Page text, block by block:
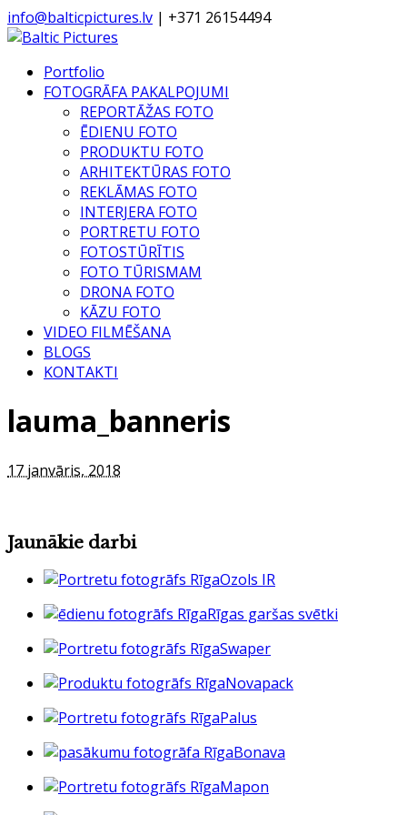
info@balticpictures.lv | +371 26154494
Portfolio
FOTOGRĀFA PAKALPOJUMI
REPORTĀŽAS FOTO
ĒDIENU FOTO
PRODUKTU FOTO
ARHITEKTŪRAS FOTO
REKLĀMAS FOTO
INTERJERA FOTO
PORTRETU FOTO
FOTOSTŪRĪTIS
FOTO TŪRISMAM
DRONA FOTO
KĀZU FOTO
VIDEO FILMĒŠANA
BLOGS
KONTAKTI
lauma_banneris
17 janvāris, 2018
Jaunākie darbi
Ozols IR
Rīgas garšas svētki
Swaper
Novapack
Palus
Bonava
Mapon